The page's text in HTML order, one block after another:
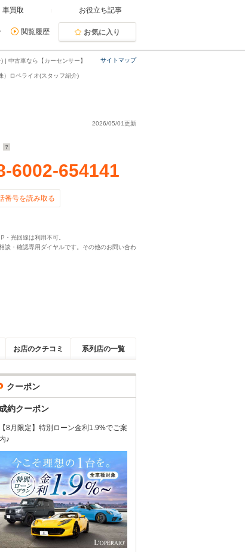
車買取 お役立ち記事
閲覧履歴 お気に入り
サイトマップ
| 中古車なら【カーセンサー】
）ロペライオ(スタッフ紹介)
2026/05/01更新
6002-654141
番号を読み取る
光回線は利用不可。
談・確認専用ダイヤルです。その他のお問い合わ
お店のクチコミ 系列店の一覧
クーポン
成約クーポン
【8月限定】特別ローン金利1.9%でご案
内♪